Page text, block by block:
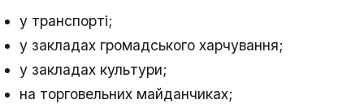
у транспорті;
у закладах громадського харчування;
у закладах культури;
на торговельних майданчиках;